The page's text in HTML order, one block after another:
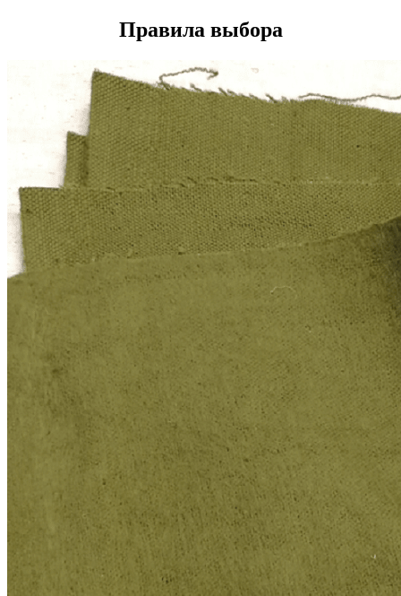
Правила выбора